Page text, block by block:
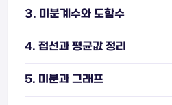
3. 미분계수와 도함수
4. 접선과 평균값 정리
5. 미분과 그래프